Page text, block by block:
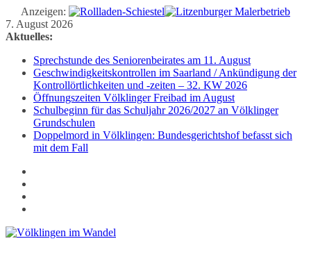
Anzeigen:
Zum
Inhalt
7. August 2026
Aktuelles:
Sprechstunde des Seniorenbeirates am 11. August
Geschwindigkeitskontrollen im Saarland / Ankündigung der
Kontrollörtlichkeiten und -zeiten – 32. KW 2026
Öffnungszeiten Völklinger Freibad im August
Schulbeginn für das Schuljahr 2026/2027 an Völklinger
Grundschulen
Doppelmord in Völklingen: Bundesgerichtshof befasst sich
mit dem Fall